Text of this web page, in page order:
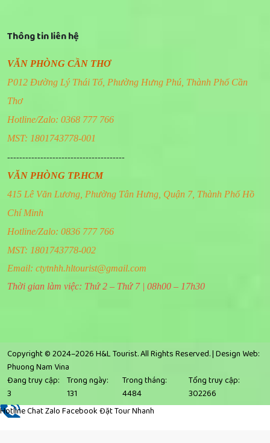
Thông tin liên hệ
VĂN PHÒNG CẦN THƠ
P012 Đường Lý Thái Tổ, Phường Hưng Phú, Thành Phố Cần
Thơ
Hotline/Zalo: 0368 777 766
MST: 1801743778-001
---------------------------------------
VĂN PHÒNG TP.HCM
415 Lê Văn Lương, Phường Tân Hưng, Quận 7, Thành Phố Hồ
Chí Minh
Hotline/Zalo: 0836 777 766
MST: 1801743778-002
Email: ctytnhh.hltourist@gmail.com
Thời gian làm việc: Thứ 2 – Thứ 7 | 08h00 – 17h30
Copyright © 2024–2026 H&L Tourist. All Rights Reserved. |Design Web:
Phuong Nam Vina
Đang truy cập:
3
Trong ngày:
131
Trong tháng:
4484
Tổng truy cập:
302266
HotlineChat ZaloFacebookĐặt Tour Nhanh